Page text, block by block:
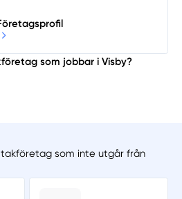
som jobbar i Visby?
som inte utgår från